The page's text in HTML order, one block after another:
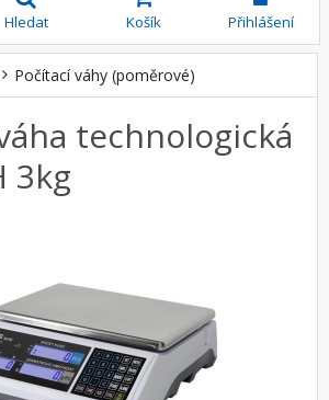
Hledat Košík Přihlášení
Počítací váhy (poměrové)
technologická
3kg